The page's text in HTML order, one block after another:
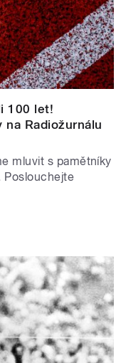
100 let!
Radiožurnálu
mluvit s pamětníky
Poslouchejte